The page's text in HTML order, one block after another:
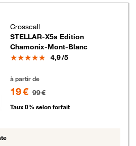
Crosscall
STELLAR-X5s Edition
Chamonix-Mont-Blanc
Note
4,9/5
à partir de
19 € 99 €
Taux 0% selon forfait